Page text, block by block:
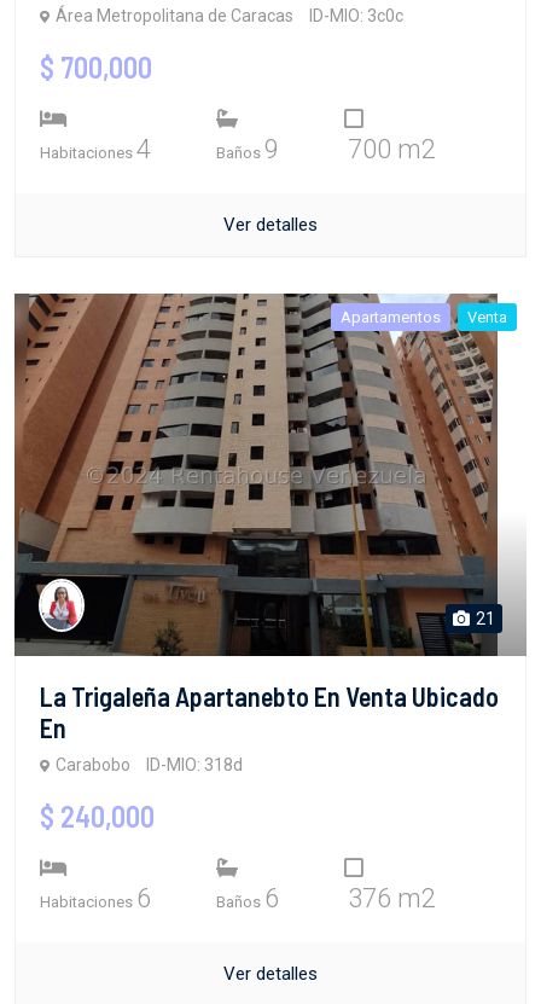
Área Metropolitana de Caracas ID-MIO: 3c0c
$ 700,000
Habitaciones 4 Baños 9 700 m2
Ver detalles
Apartamentos Venta
21
La Trigaleña Apartanebto En Venta Ubicado
En
Carabobo ID-MIO: 318d
$ 240,000
Habitaciones 6 Baños 6 376 m2
Ver detalles